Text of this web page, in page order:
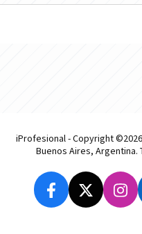
iProfesional - Copyright
Buenos Aires,